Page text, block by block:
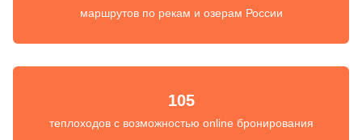
маршрутов по рекам и озерам России
105
теплоходов с возможностью online бронирования